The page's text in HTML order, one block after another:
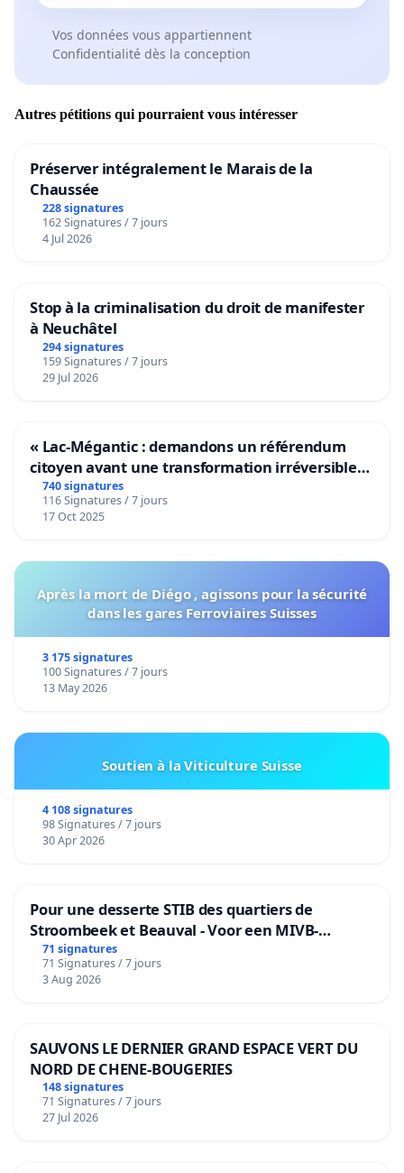
Vos données vous appartiennent
Confidentialité dès la conception
Autres pétitions qui pourraient vous intéresser
Préserver intégralement le Marais de la
Chaussée
228 signatures
162 Signatures / 7 jours
4 Jul 2026
Stop à la criminalisation du droit de manifester
à Neuchâtel
294 signatures
159 Signatures / 7 jours
29 Jul 2026
« Lac-Mégantic : demandons un référendum
citoyen avant une transformation irréversible
de notre territoire »
740 signatures
116 Signatures / 7 jours
17 Oct 2025
Après la mort de Diégo , agissons pour la sécurité
dans les gares Ferroviaires Suisses
3 175 signatures
100 Signatures / 7 jours
13 May 2026
Soutien à la Viticulture Suisse
4 108 signatures
98 Signatures / 7 jours
30 Apr 2026
Pour une desserte STIB des quartiers de
Stroombeek et Beauval - Voor een MIVB-
bediening van de wijken Strombeek en Het
Voor
71 signatures
71 Signatures / 7 jours
3 Aug 2026
SAUVONS LE DERNIER GRAND ESPACE VERT DU
NORD DE CHENE-BOUGERIES
148 signatures
71 Signatures / 7 jours
27 Jul 2026